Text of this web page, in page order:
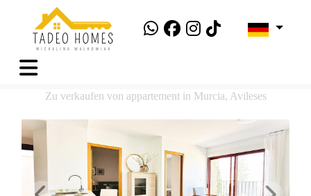
Zu verkaufen von appartement in Murcia, Avileses